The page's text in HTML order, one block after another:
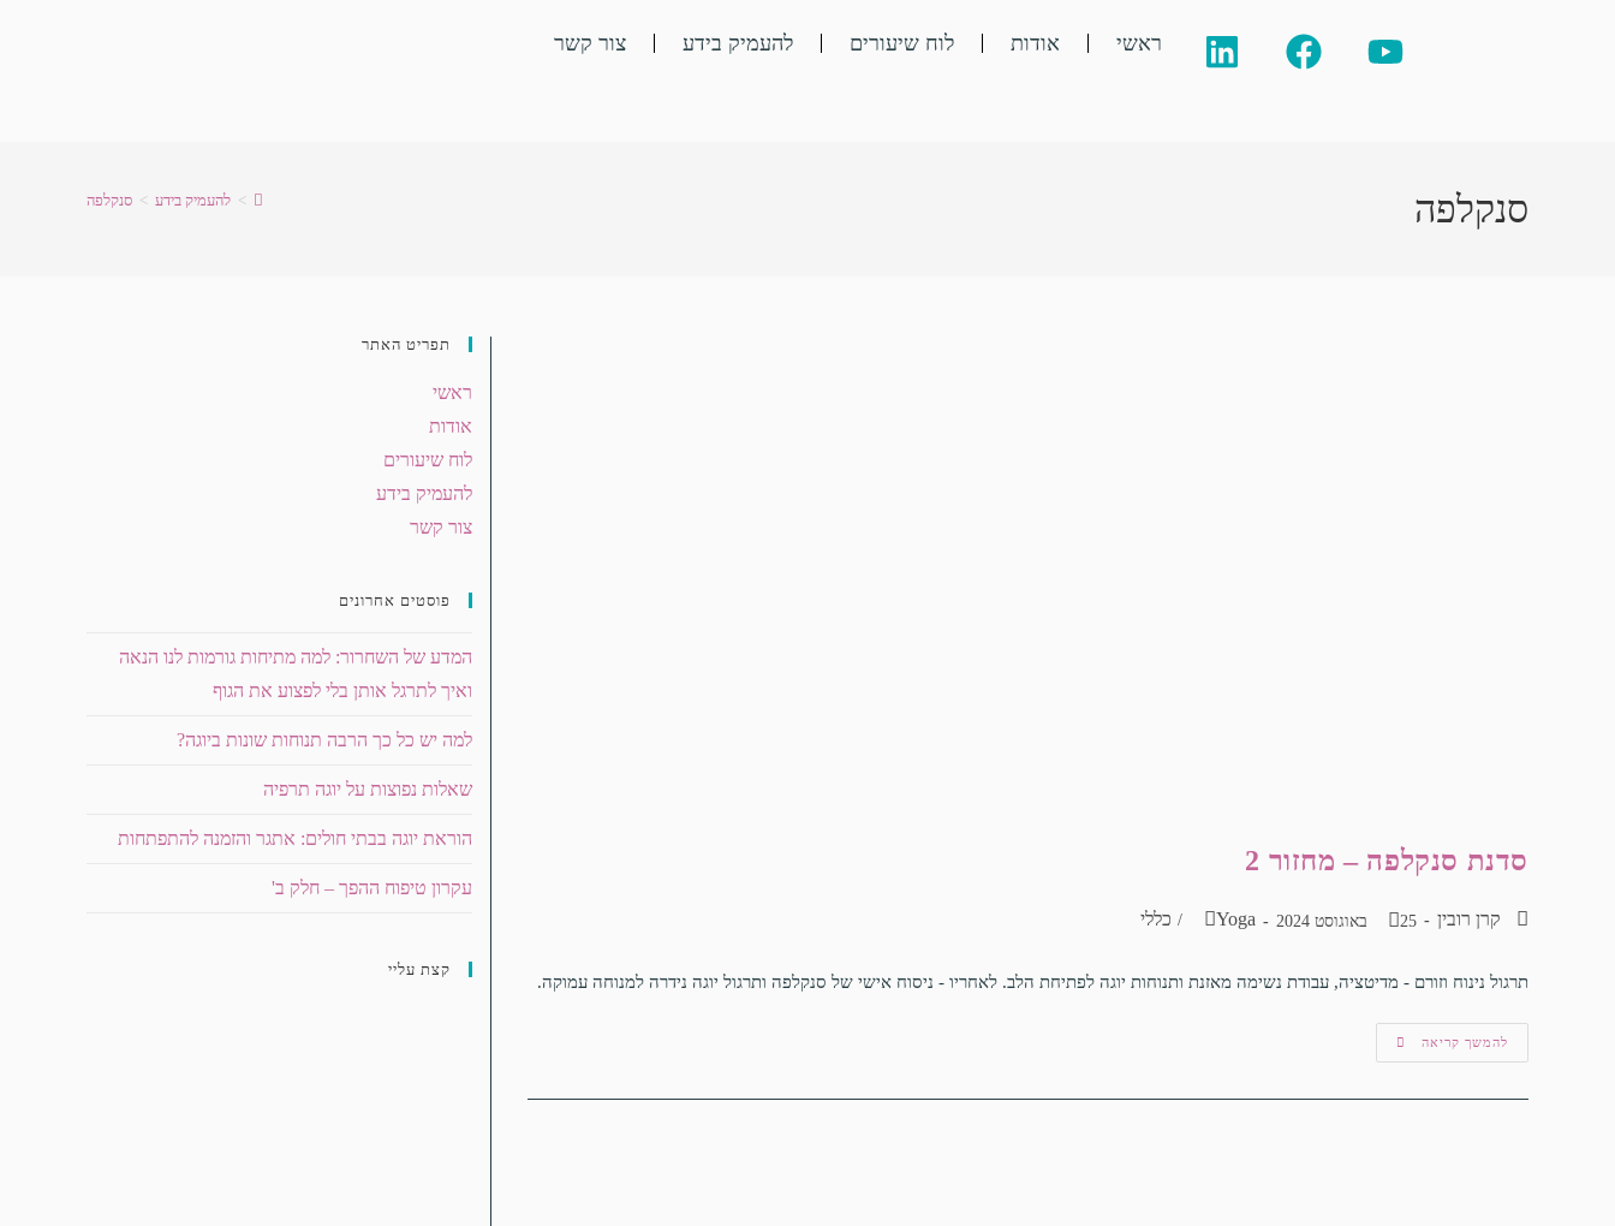
ראשי אודות לוח שיעורים להעמיק בידע צור קשר
סנקלפה > להעמיק בידע > סנקלפה
סדנת סנקלפה – מחזור 2
קרן רובין 25 באוגוסט 2024 Yoga
/ כללי
תרגול נינוח וזורם - מדיטציה, עבודת נשימה מאזנת ותנוחות יוגה לפתיחת הלב. לאחריו - ניסוח אישי של סנקלפה ותרגול יוגה נידרה למנוחה עמוקה.
להמשך קריאה
תפריט האתר
ראשי
אודות
לוח שיעורים
להעמיק בידע
צור קשר
פוסטים אחרונים
המדע של השחרור: למה מתיחות גורמות לנו הנאה
ואיך לתרגל אותן בלי לפצוע את הגוף
למה יש כל כך הרבה תנוחות שונות ביוגה?
שאלות נפוצות על יוגה תרפיה
הוראת יוגה בבתי חולים: אתגר והזמנה להתפתחות
עקרון טיפוח ההפך – חלק ב'
קצת עליי